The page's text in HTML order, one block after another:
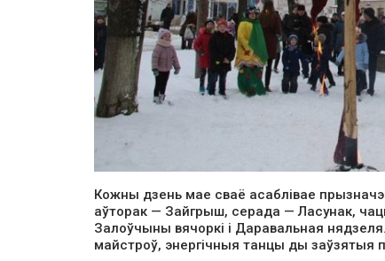
Кожны дзень мае сваё асаблівае
аўторак — Зайгрыш, серада — Ласунак,
Залоўчыны вячоркі і Даравальная
майстроў, энергічныя танцы ды заўзятыя